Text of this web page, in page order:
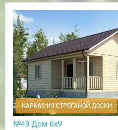
КАРКАС ИЗ СТРОГАНОЙ ДОСКИ
№49 Дом 6х9